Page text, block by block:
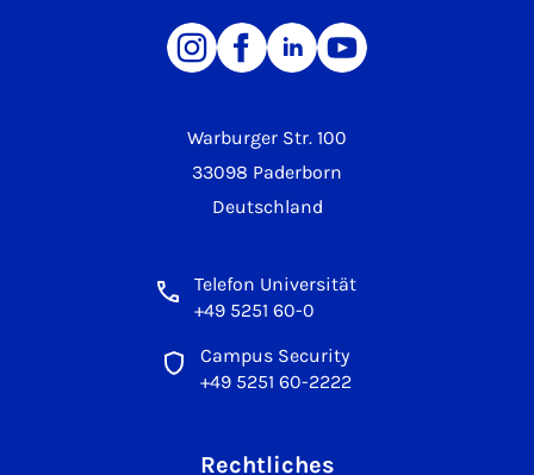
Warburger Str. 100
33098 Paderborn
Deutschland
Telefon Universität
+49 5251 60-0
Campus Security
+49 5251 60-2222
Rechtliches